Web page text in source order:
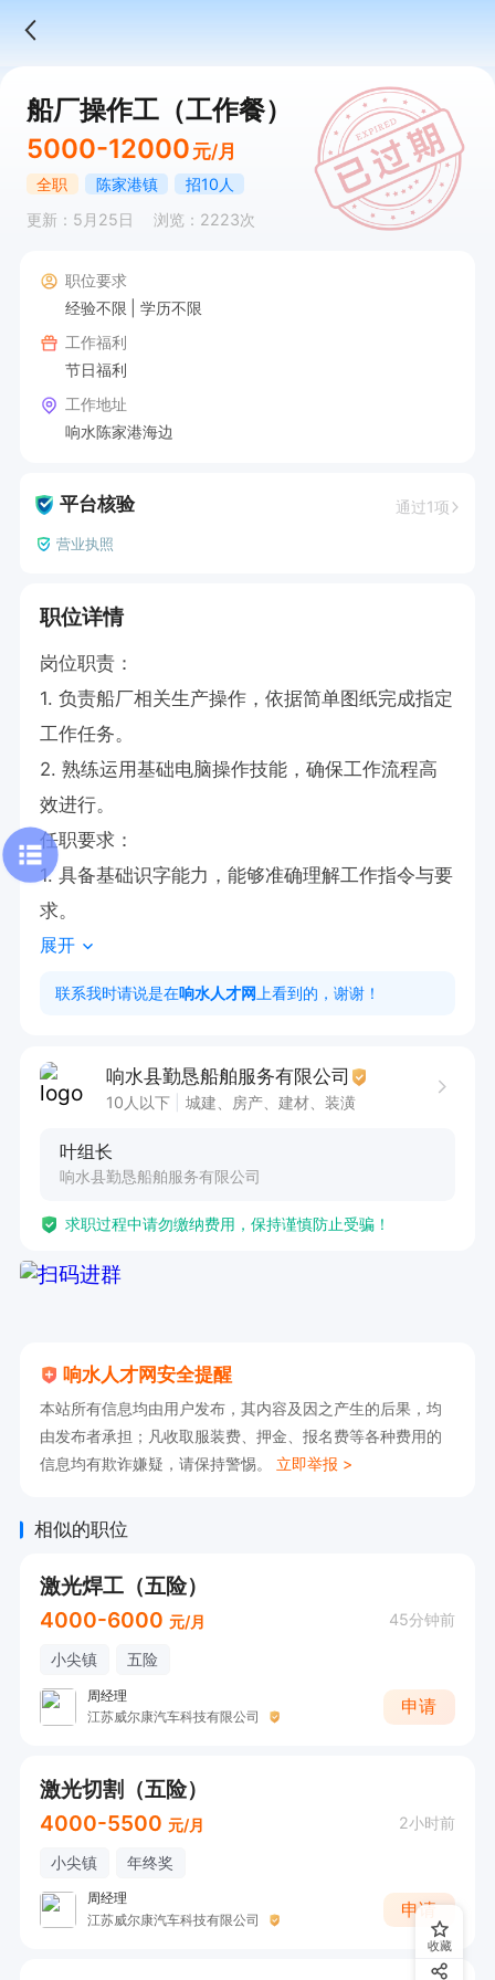
船厂操作工（工作餐）
5000-12000 元/月
全职 陈家港镇
招10人
更新：5月25日
浏览：2223次
职位要求
经验不限
学历不限
工作福利
节日福利
工作地址
响水陈家港海边
平台核验 通过1项
营业执照
职位详情
岗位职责：
1. 负责船厂相关生产操作，依据简单图纸完成指定
工作任务。
2. 熟练运用基础电脑操作技能，确保工作流程高
效进行。
任职要求：
1. 具备基础识字能力，能够准确理解工作指令与要
求。
展开
联系我时请说是在响水人才网 上看到的，谢谢！
响水县勤恳船舶服务有限公司
10人以下 城建、房产、建材、装潢
叶组长
响水县勤恳船舶服务有限公司
求职过程中请勿缴纳费用，保持谨慎防止受骗！
响水人才网安全提醒
本站所有信息均由用户发布，其内容及因之产生的后果，均
由发布者承担；凡收取服装费、押金、报名费等各种费用的
信息均有欺诈嫌疑，请保持警惕。 立即举报 >
相似的职位
激光焊工（五险）
4000-6000 元/月 45分钟前
小尖镇 五险
周经理
江苏威尔康汽车科技有限公司
申请
激光切割（五险）
4000-5500 元/月 2小时前
小尖镇 年终奖
周经理
江苏威尔康汽车科技有限公司
申请
收藏